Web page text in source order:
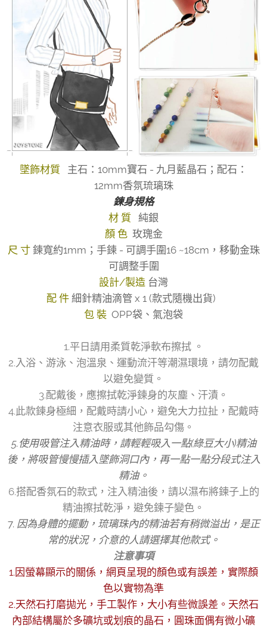
墜飾材質
主石：10mm寶石 - 九月藍晶石；配石：
12mm香氛琉璃珠
鍊身規格
材 質 純銀
顏 色 玫瑰金
尺 寸 鍊寬約1mm；手鍊 - 可調手圍16 ~18cm，移動金珠
可調整手圍
設計/製造 台灣
配 件 細針精油滴管 x 1 (款式隨機出貨)
包 裝 OPP袋、氣泡袋
1.平日請用柔質乾淨軟布擦拭 。
2.入浴、游泳、泡溫泉、運動流汗等潮濕環境，請勿配戴
以避免變質。
3.配戴後，應擦拭乾淨鍊身的灰塵、汗漬。
4.此款鍊身極細，配戴時請小心，避免大力拉扯，配戴時
注意衣服或其他飾品勾傷。
5.使用吸管注入精油時，請輕輕吸入一點(綠豆大小)精油
後，將吸管慢慢插入墜飾洞口內，再一點一點分段式注入
精油。
6.搭配香氛石的款式，注入精油後，請以濕布將鍊子上的
精油擦拭乾淨，避免鍊子變色。
7. 因為身體的擺動，琉璃珠內的精油若有稍微溢出，是正
常的狀況，介意的人請選擇其他款式。
注意事項
1.因螢幕顯示的關係，網頁呈現的顏色或有誤差，實際顏
色以實物為準
2.天然石打磨拋光，手工製作，大小有些微誤差。天然石
內部結構屬於多礦坑或划痕的晶石，圓珠面偶有微小礦